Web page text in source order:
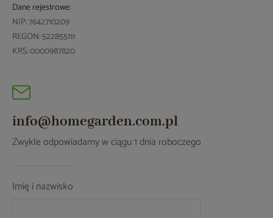
Dane rejestrowe:
NIP: 7642710209
REGON: 522855111
KRS: 0000987820
info@homegarden.com.pl
Zwykle odpowiadamy w ciągu 1 dnia roboczego
Imię i nazwisko